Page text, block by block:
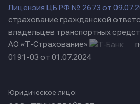
Лицензия ЦБ РФ № 2673 от
страхование гражданской
владельцев транспортных
АО «Т-Страхование»
0191-03 от 01.07.2024
Юридическое лицо: